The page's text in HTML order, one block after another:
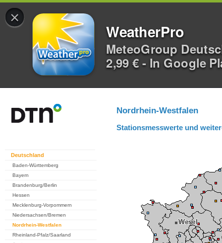
×
WeatherPro
MeteoGroup
2,99 € - In Google
Deutschland
Baden-Württemberg
Bayern
Brandenburg/Berlin
Hessen
Mecklenburg-Vorpommern
Niedersachsen/Bremen
Nordrhein-Westfalen
Rheinland-Pfalz/Saarland
Nordrhein-Westfalen
Stationsmesswerte und